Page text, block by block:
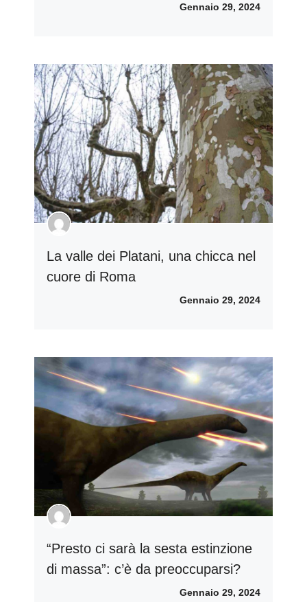
Gennaio 29, 2024
La valle dei Platani, una chicca nel
cuore di Roma
Gennaio 29, 2024
“Presto ci sarà la sesta estinzione
di massa”: c’è da preoccuparsi?
Gennaio 29, 2024